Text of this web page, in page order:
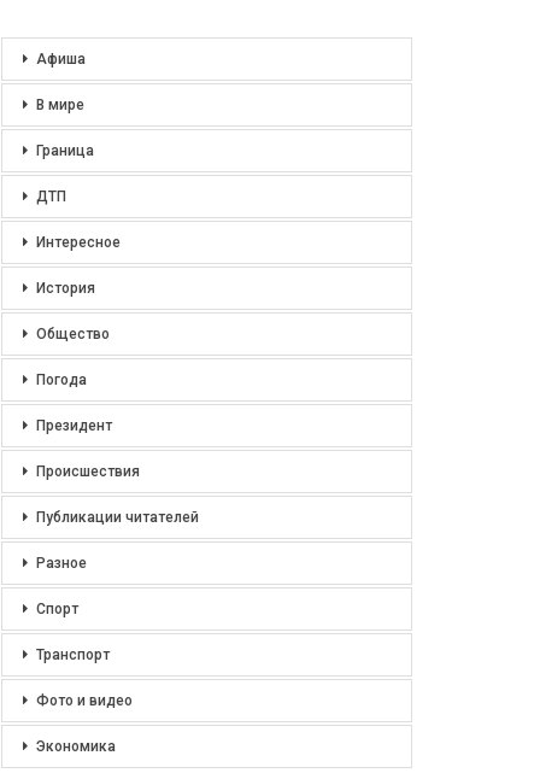
Афиша
В мире
Граница
ДТП
Интересное
История
Общество
Погода
Президент
Происшествия
Публикации читателей
Разное
Спорт
Транспорт
Фото и видео
Экономика